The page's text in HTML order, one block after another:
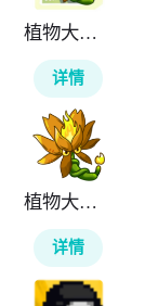
植物大战僵尸融合版搜打撤
详情
植物大战僵尸融合版
详情